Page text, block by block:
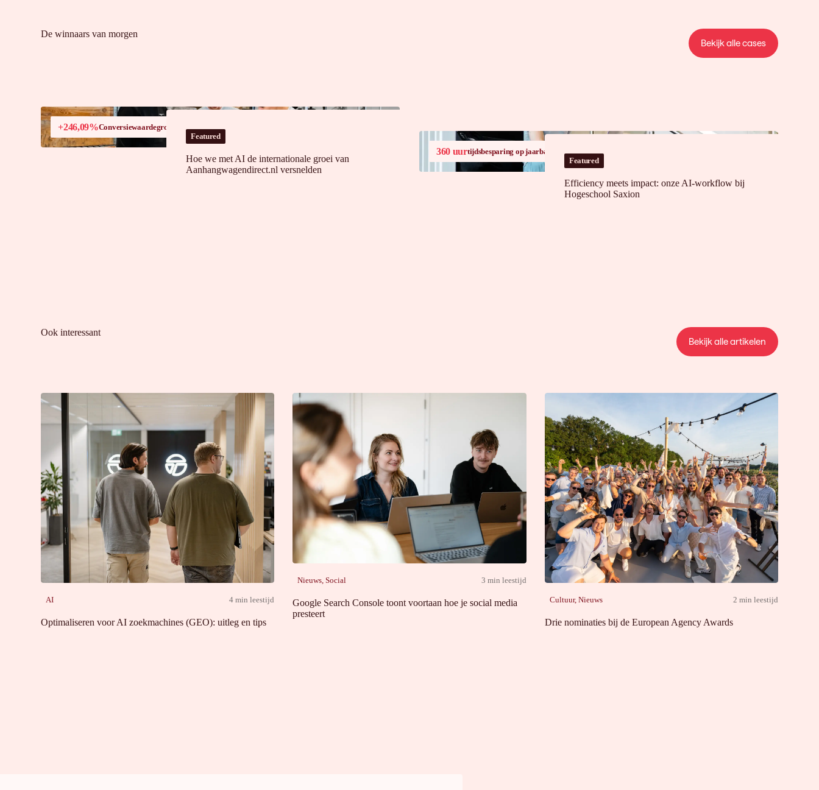
De winnaars van morgen
Bekijk alle cases
+246,09%Conversiewaardegroei in Frankrijk
Featured
Hoe we met AI de internationale groei van
Aanhangwagendirect.nl versnelden
360 uurtijdsbesparing op jaarbasis
Featured
Efficiency meets impact: onze AI-workflow bij
Hogeschool Saxion
Ook interessant
Bekijk alle artikelen
AI 4 min leestijd
Optimaliseren voor AI zoekmachines (GEO): uitleg en tips
Nieuws ,Social 3 min leestijd
Google Search Console toont voortaan hoe je social media
presteert
Cultuur, Nieuws 2 min leestijd
Drie nominaties bij de European Agency Awards